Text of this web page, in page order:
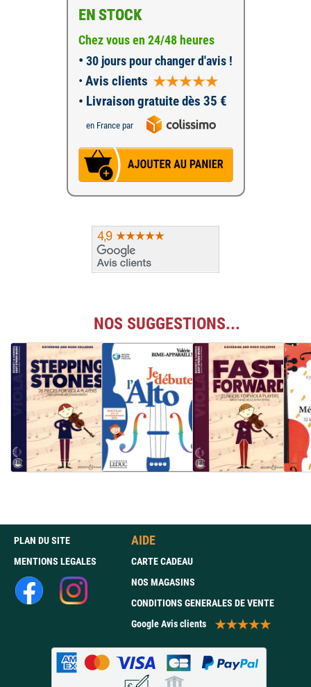
EN STOCK
Chez vous en 24/48 heures
• 30 jours pour changer d'avis !
• Avis clients
• Livraison gratuite dès 35 €
en France par
NOS SUGGESTIONS...
PLAN DU SITE
MENTIONS LEGALES
AIDE
CARTE CADEAU
NOS MAGASINS
CONDITIONS GENERALES DE VENTE
Google Avis clients